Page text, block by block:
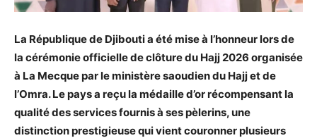
La République de Djibouti a été mise à l’honneur lors de
la cérémonie officielle de clôture du Hajj 2026 organisée
à La Mecque par le ministère saoudien du Hajj et de
l’Omra. Le pays a reçu la médaille d’or récompensant la
qualité des services fournis à ses pèlerins, une
distinction prestigieuse qui vient couronner plusieurs